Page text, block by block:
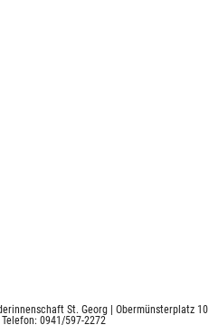
St. Georg | Obermünsterplatz 10
Telefon: 0941/597-2272